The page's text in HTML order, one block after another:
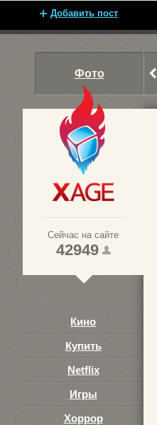
Добавить пост
Фото
Сейчас на сайте
42949
Кино
Купить
Netflix
Игры
Хоррор